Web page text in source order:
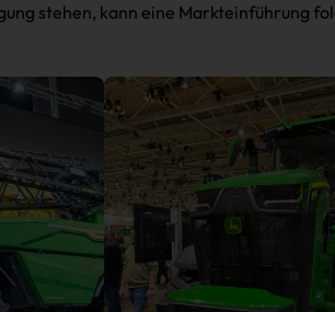
stehen, kann eine Markteinführung